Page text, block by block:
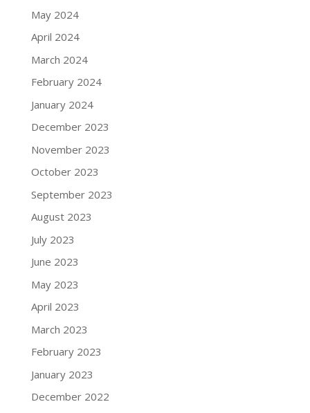
May 2024
April 2024
March 2024
February 2024
January 2024
December 2023
November 2023
October 2023
September 2023
August 2023
July 2023
June 2023
May 2023
April 2023
March 2023
February 2023
January 2023
December 2022